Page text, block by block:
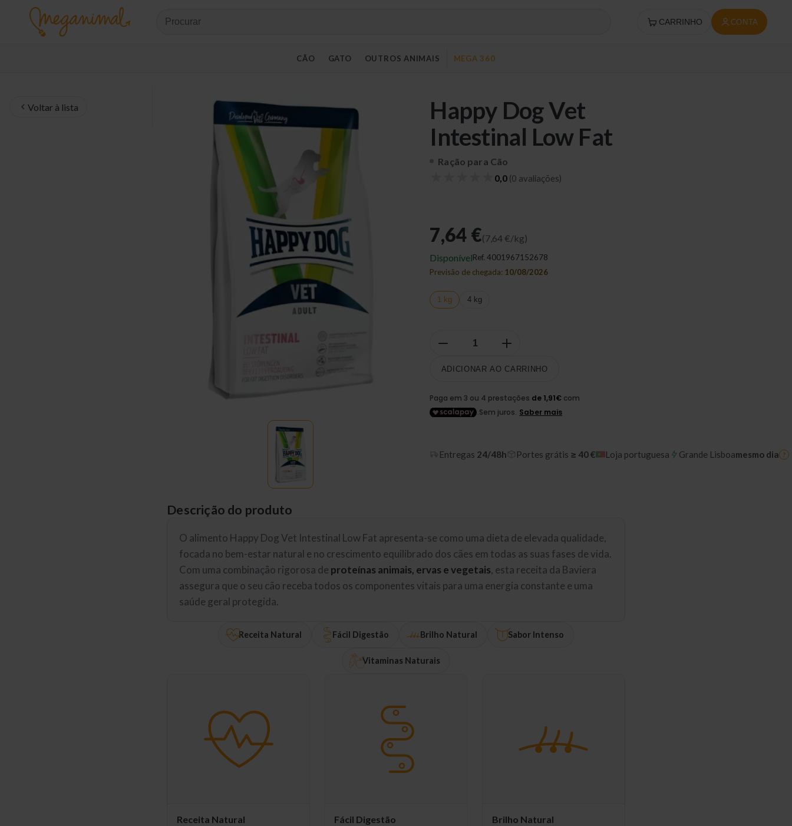
CARRINHO CONTA
CÃO GATO OUTROS ANIMAIS MEGA 360
Voltar à lista
Happy Dog Vet
Intestinal Low Fat
Ração para Cão
0,0 (0 avaliações)
7,64 €(7,64 €/kg)
DisponívelRef.4001967152678
Previsão de chegada: 10/08/2026
1 kg 4 kg
ADICIONAR AO CARRINHO
Entregas 24/48h Portes grátis ≥ 40 € Loja portuguesa Grande Lisboamesmo dia ?
Descrição do produto
O alimento Happy Dog Vet Intestinal Low Fat apresenta-se como uma dieta de elevada qualidade,
focada no bem-estar natural e no crescimento equilibrado dos cães em todas as suas fases de vida.
Com uma combinação rigorosa de proteínas animais, ervas e vegetais, esta receita da Baviera
assegura que o seu cão receba todos os componentes vitais para uma energia constante e uma
saúde geral protegida.
Receita Natural Fácil Digestão Brilho Natural Sabor Intenso
Vitaminas Naturais
Receita Natural Fácil Digestão Brilho Natural